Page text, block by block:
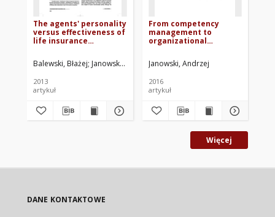
The agents' personality
versus effectiveness of
life insurance
Balewski, Błażej Janowski, Andrzej
2013
artykuł
From competency
management to
organizational
for live insurance
industry in Central
Janowski, Andrzej
2016
artykuł
Więcej
DANE KONTAKTOWE